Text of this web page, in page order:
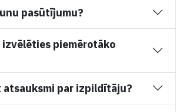
pasūtījumu?
piemērotāko
atsauksmi par izpildītāju?